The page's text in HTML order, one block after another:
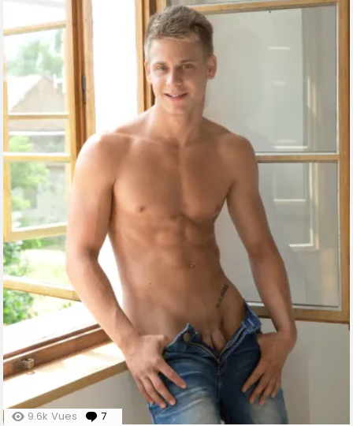
9.6k Vues 7
Comments